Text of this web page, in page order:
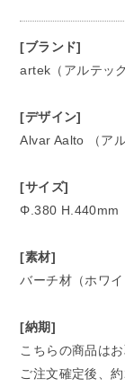
[ブランド]
artek（アルテック
[デザイン]
Alvar Aalto （ア
[サイズ]
Φ.380 H.440mm
[素材]
バーチ材（ホワイ
[納期]
こちらの商品は
ご注文確定後、